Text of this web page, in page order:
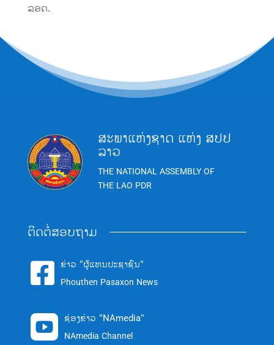
ລອດ.
ສະພາແຫ່ງຊາດ ແຫ່ງ ສປປ
ລາວ
THE NATIONAL ASSEMBLY OF
THE LAO PDR
ຕິດຕໍ່ສອບຖາມ
 ຂ່າວ "ຜູ້ແທນປະຊາຊົນ"
Phouthen Pasaxon News
 ຊ່ອງຂ່າວ "NAmedia"
NAmedia Channel